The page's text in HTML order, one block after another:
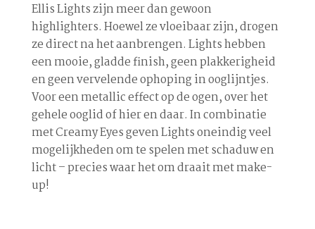
Ellis Lights zijn meer dan gewoon
highlighters. Hoewel ze vloeibaar zijn, drogen
ze direct na het aanbrengen. Lights hebben
een mooie, gladde finish, geen plakkerigheid
en geen vervelende ophoping in ooglijntjes.
Voor een metallic effect op de ogen, over het
gehele ooglid of hier en daar. In combinatie
met Creamy Eyes geven Lights oneindig veel
mogelijkheden om te spelen met schaduw en
licht – precies waar het om draait met make-
up!